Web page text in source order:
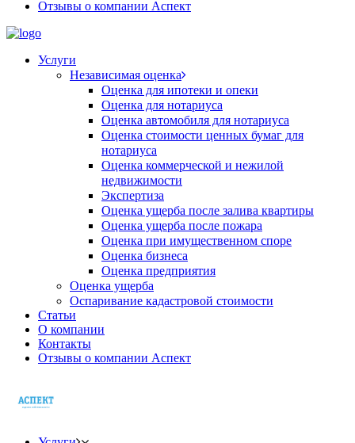
Отзывы о компании Аспект
Услуги
Независимая оценка
Оценка для ипотеки и опеки
Оценка для нотариуса
Оценка автомобиля для нотариуса
Оценка стоимости ценных бумаг для
нотариуса
Оценка коммерческой и нежилой
недвижимости
Экспертиза
Оценка ущерба после залива квартиры
Оценка ущерба после пожара
Оценка при имущественном споре
Оценка бизнеса
Оценка предприятия
Оценка ущерба
Оспаривание кадастровой стоимости
Статьи
О компании
Контакты
Отзывы о компании Аспект